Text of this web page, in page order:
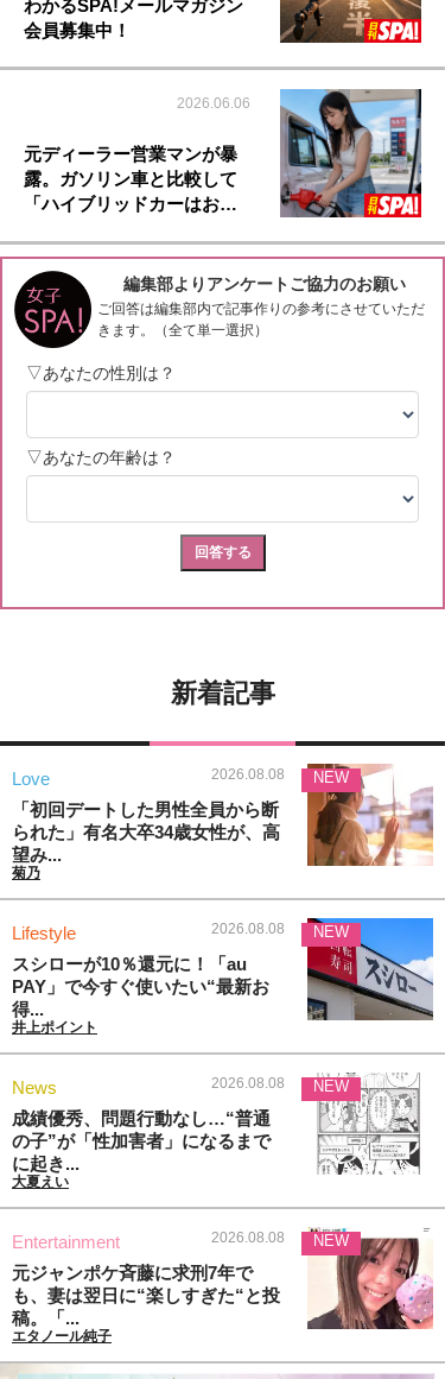
わかるSPA!メールマガジン
会員募集中！
2026.06.06
元ディーラー営業マンが暴
露。ガソリン車と比較して
「ハイブリッドカーはお…
新着記事
Love 2026.08.08
「初回デートした男性全員から断
られた」有名大卒34歳女性が、高
望み...
菊乃
NEW
Lifestyle 2026.08.08
スシローが10％還元に！「au
PAY」で今すぐ使いたい“最新お
得...
井上ポイント
NEW
News 2026.08.08
成績優秀、問題行動なし…“普通
の子”が「性加害者」になるまで
に起き...
大夏えい
NEW
Entertainment 2026.08.08
元ジャンポケ斉藤に求刑7年で
も、妻は翌日に“楽しすぎた“と投
稿。「...
エタノール純子
NEW